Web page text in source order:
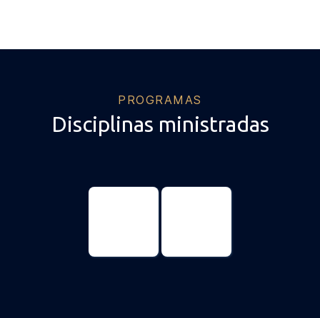
PROGRAMAS
Disciplinas ministradas